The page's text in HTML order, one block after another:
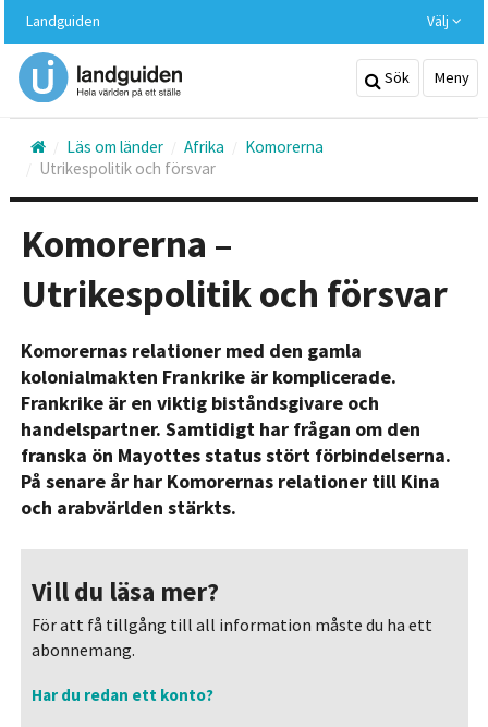
huvudinnehållet
Landguiden Välj
Sök Meny
Läs om länder Afrika
Komorerna
Utrikespolitik och försvar
Komorerna –
Utrikespolitik och försvar
Komorernas relationer med den gamla
kolonialmakten Frankrike är komplicerade.
Frankrike är en viktig biståndsgivare och
handelspartner. Samtidigt har frågan om den
franska ön Mayottes status stört förbindelserna.
På senare år har Komorernas relationer till Kina
och arabvärlden stärkts.
Vill du läsa mer?
För att få tillgång till all information måste du ha ett
abonnemang.
Har du redan ett konto?